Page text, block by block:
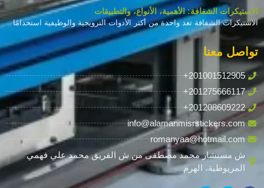
الاستيكرات الشفافة: الأهمية، الأنواع، والتطبيقات
الاستيكرات الشفافة تعد واحدة من أكثر الأدوات الترويجية والوظيفية استخدامًا
تواصل معنا
+201001512905
+201275666117
+201208609222
info@alamanmisrstickers.com
romanyaa@hotmail.com
ش مستشار محمد مصطفى من ش الفريق محمد علي فهمي
المريوطية، الهرم